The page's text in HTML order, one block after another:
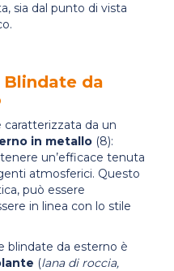
sia dal punto di vista
da
caratterizzata da un
in metallo (8):
un’efficace tenuta
atmosferici. Questo
può essere
in linea con lo stile
blindate da esterno è
(lana di roccia,